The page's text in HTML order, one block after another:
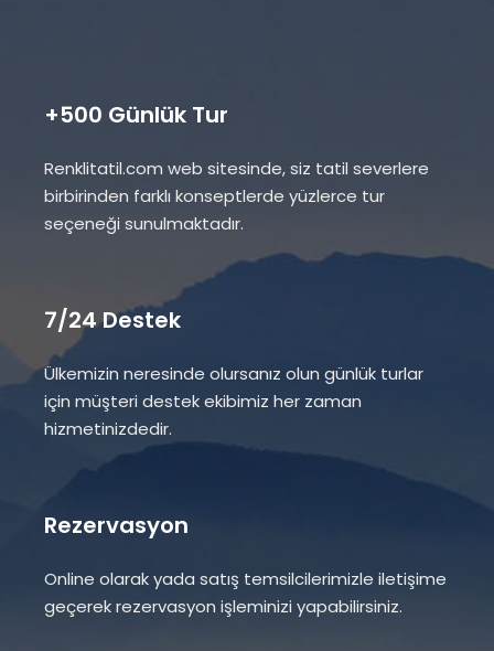
+500 Günlük Tur
Renklitatil.com web sitesinde, siz tatil severlere
birbirinden farklı konseptlerde yüzlerce tur
seçeneği sunulmaktadır.
7/24 Destek
Ülkemizin neresinde olursanız olun günlük turlar
için müşteri destek ekibimiz her zaman
hizmetinizdedir.
Rezervasyon
Online olarak yada satış temsilcilerimizle iletişime
geçerek rezervasyon işleminizi yapabilirsiniz.